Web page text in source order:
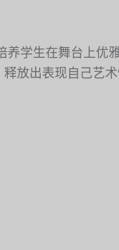
养学生在舞台上优
放出表现自己艺